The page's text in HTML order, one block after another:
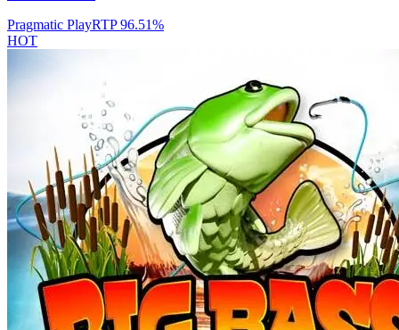
Pragmatic PlayRTP96.51%
HOT